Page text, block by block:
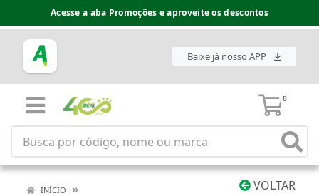
Acesse a aba Promoções e aproveite os descontos
Baixe já nosso APP
0
VOLTAR
INÍCIO